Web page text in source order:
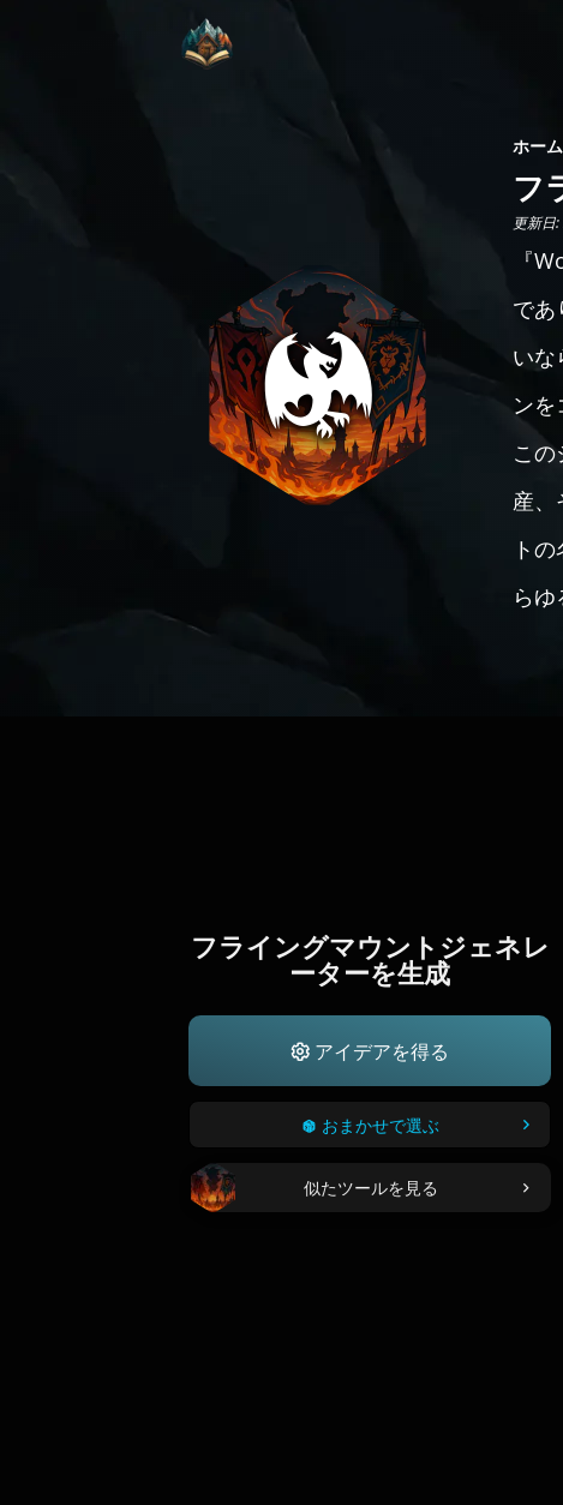
ホーム
フ
更新日
『
であ
いな
ン
こ
産、
ト
ら
フライングマウントジェネレ
ーターを生成
アイデアを得る
おまかせで選ぶ
似たツールを見る